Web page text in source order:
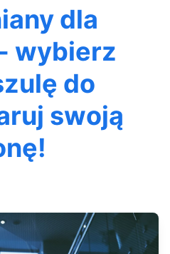
dla
wybierz
do
swoją